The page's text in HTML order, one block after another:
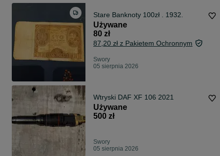
Stare Banknoty 100zł . 1932.
Używane
80 zł
87,20 zł z Pakietem Ochronnym
Swory
05 sierpnia 2026
Wtryski DAF XF 106 2021
Używane
500 zł
Swory
05 sierpnia 2026